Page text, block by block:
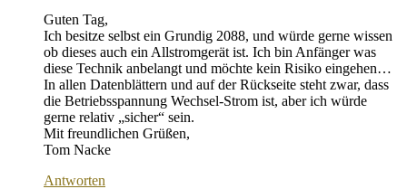
Guten Tag,
Ich besitze selbst ein Grundig 2088, und würde gerne wissen
ob dieses auch ein Allstromgerät ist. Ich bin Anfänger was
diese Technik anbelangt und möchte kein Risiko eingehen…
In allen Datenblättern und auf der Rückseite steht zwar, dass
die Betriebsspannung Wechsel-Strom ist, aber ich würde
gerne relativ „sicher“ sein.
Mit freundlichen Grüßen,
Tom Nacke
Antworten